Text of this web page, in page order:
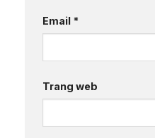
Email *
Trang web